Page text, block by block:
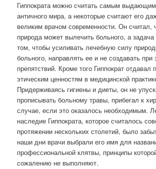
Гиппократа можно считать самым
античного мира, а некоторые считают его
великим врачом современности. Он считал,
природа может вылечить больного, а задача
том, чтобы усиливать лечебную силу
больного, направлять ее и не создавать при
препятствий. Кроме того Гиппократ отдавал
этическим ценностям в медицинской
Придерживаясь гигиены и диеты, он не
прописывать больному травы, прибегал к
случае, если это оказалось необходимым.
наследие Гиппократа, которое считалось
протяжении нескольких столетий, было
наши дни врачи выбрали его имя для
профессиональной клятвы, принципы
сожалению не выполняют.